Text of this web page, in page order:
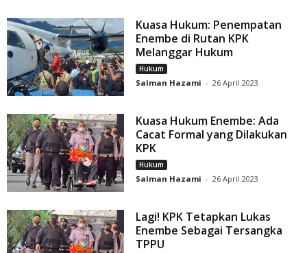
Kuasa Hukum: Penempatan
Enembe di Rutan KPK
Melanggar Hukum
Hukum
Salman Hazami - 26 April 2023
Kuasa Hukum Enembe: Ada
Cacat Formal yang Dilakukan
KPK
Hukum
Salman Hazami - 26 April 2023
Lagi! KPK Tetapkan Lukas
Enembe Sebagai Tersangka
TPPU